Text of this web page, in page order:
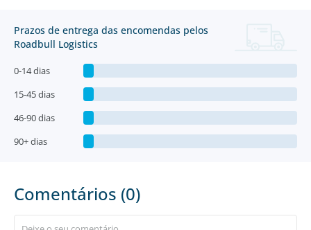
Prazos de entrega das encomendas pelos
Roadbull Logistics
0-14 dias
15-45 dias
46-90 dias
90+ dias
Comentários (0)